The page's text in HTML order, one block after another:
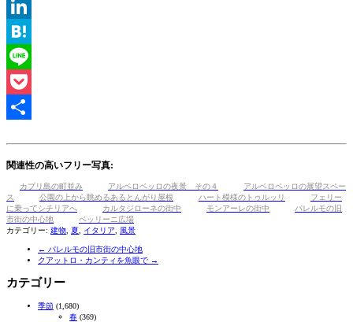
Tumblr
LinkedIn
Hatena
Line
Pocket
関連性の高いフリー写真:
カプリ島の町並み アルベロベッロの夜景 その４
アルベロベッロの展望スペー
ス
公園の上から眺めるあるとんがり屋根 ハート模様のトゥルッリ
フェリー
に乗ってシチリアへ
カルタジローネの街中 モンアーレの街中
パレルモの旧
市街の中心地
ベッリーニ広場
カテゴリー: 建物 夏 イタリア 風景
← パレルモの旧市街の中心地
クアットロ・カンティを魚眼で →
カテゴリー
季節 (1,680)
春 (369)